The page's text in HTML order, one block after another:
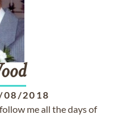
08/2018
me all the days of